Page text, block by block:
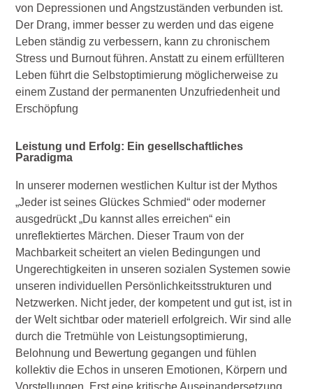
von Depressionen und Angstzuständen verbunden ist.
Der Drang, immer besser zu werden und das eigene
Leben ständig zu verbessern, kann zu chronischem
Stress und Burnout führen. Anstatt zu einem erfüllteren
Leben führt die Selbstoptimierung möglicherweise zu
einem Zustand der permanenten Unzufriedenheit und
Erschöpfung
Leistung und Erfolg: Ein gesellschaftliches
Paradigma
In unserer modernen westlichen Kultur ist der Mythos
„Jeder ist seines Glückes Schmied“ oder moderner
ausgedrückt „Du kannst alles erreichen“ ein
unreflektiertes Märchen. Dieser Traum von der
Machbarkeit scheitert an vielen Bedingungen und
Ungerechtigkeiten in unseren sozialen Systemen sowie
unseren individuellen Persönlichkeitsstrukturen und
Netzwerken. Nicht jeder, der kompetent und gut ist, ist in
der Welt sichtbar oder materiell erfolgreich. Wir sind alle
durch die Tretmühle von Leistungsoptimierung,
Belohnung und Bewertung gegangen und fühlen
kollektiv die Echos in unseren Emotionen, Körpern und
Vorstellungen. Erst eine kritische Auseinandersetzung